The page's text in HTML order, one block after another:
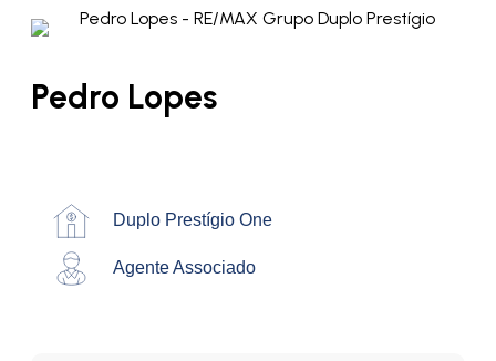
Pedro Lopes
Duplo Prestígio One
Agente Associado